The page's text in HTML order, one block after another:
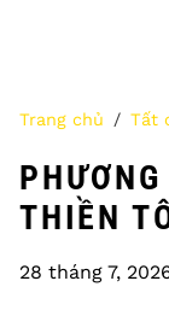
Trang chủ Tất
THIỀN
28 tháng 7,